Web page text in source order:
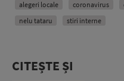
alegeri locale coronavirus
nelu tataru
stiri interne
CITEȘTE ȘI